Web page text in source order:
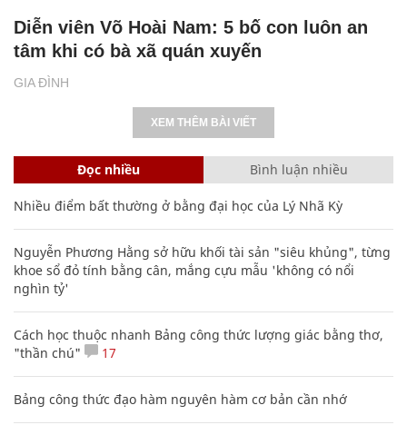
GIA ĐÌNH
Diễn viên Võ Hoài Nam: 5 bố con luôn an
tâm khi có bà xã quán xuyến
XEM THÊM BÀI VIẾT
Đọc nhiều Bình luận nhiều
Nhiều điểm bất thường ở bằng đại học của Lý Nhã Kỳ
Nguyễn Phương Hằng sở hữu khối tài sản "siêu khủng", từng
khoe sổ đỏ tính bằng cân, mắng cựu mẫu 'không có nổi
nghìn tỷ'
Cách học thuộc nhanh Bảng công thức lượng giác bằng thơ,
"thần chú"
17
Bảng công thức đạo hàm nguyên hàm cơ bản cần nhớ